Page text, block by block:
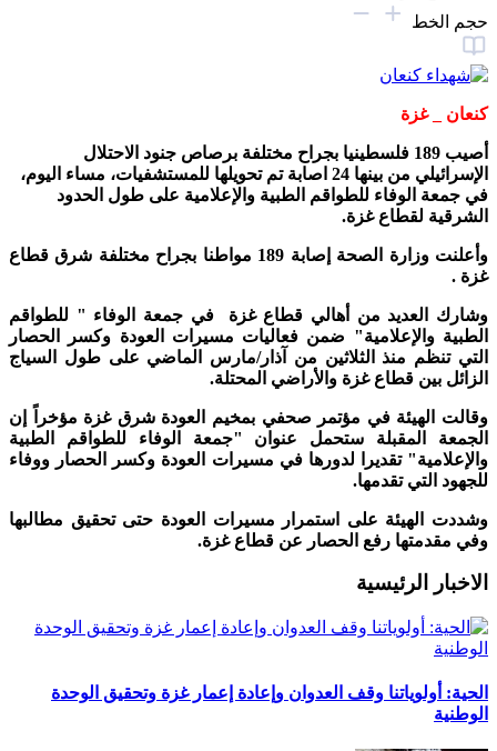
حجم الخط
كنعان _ غزة
أصيب 189 فلسطينيا بجراح مختلفة برصاص جنود الاحتلال
الإسرائيلي من بينها 24 اصابة تم تحويلها للمستشفيات، مساء اليوم،
في جمعة الوفاء للطواقم الطبية والإعلامية على طول الحدود
الشرقية لقطاع غزة.
وأعلنت وزارة الصحة إصابة 189 مواطنا بجراح مختلفة شرق قطاع
غزة .
وشارك العديد من أهالي قطاع غزة في جمعة الوفاء " للطواقم
الطبية والإعلامية" ضمن فعاليات مسيرات العودة وكسر الحصار
التي تنظم منذ الثلاثين من آذار/مارس الماضي على طول السياج
الزائل بين قطاع غزة والأراضي المحتلة.
وقالت الهيئة في مؤتمر صحفي بمخيم العودة شرق غزة مؤخراً إن
الجمعة المقبلة ستحمل عنوان "جمعة الوفاء للطواقم الطبية
والإعلامية" تقديرا لدورها في مسيرات العودة وكسر الحصار ووفاء
للجهود التي تقدمها.
وشددت الهيئة على استمرار مسيرات العودة حتى تحقيق مطالبها
وفي مقدمتها رفع الحصار عن قطاع غزة.
الاخبار الرئيسية
الحية: أولوياتنا وقف العدوان وإعادة إعمار غزة وتحقيق الوحدة
الوطنية